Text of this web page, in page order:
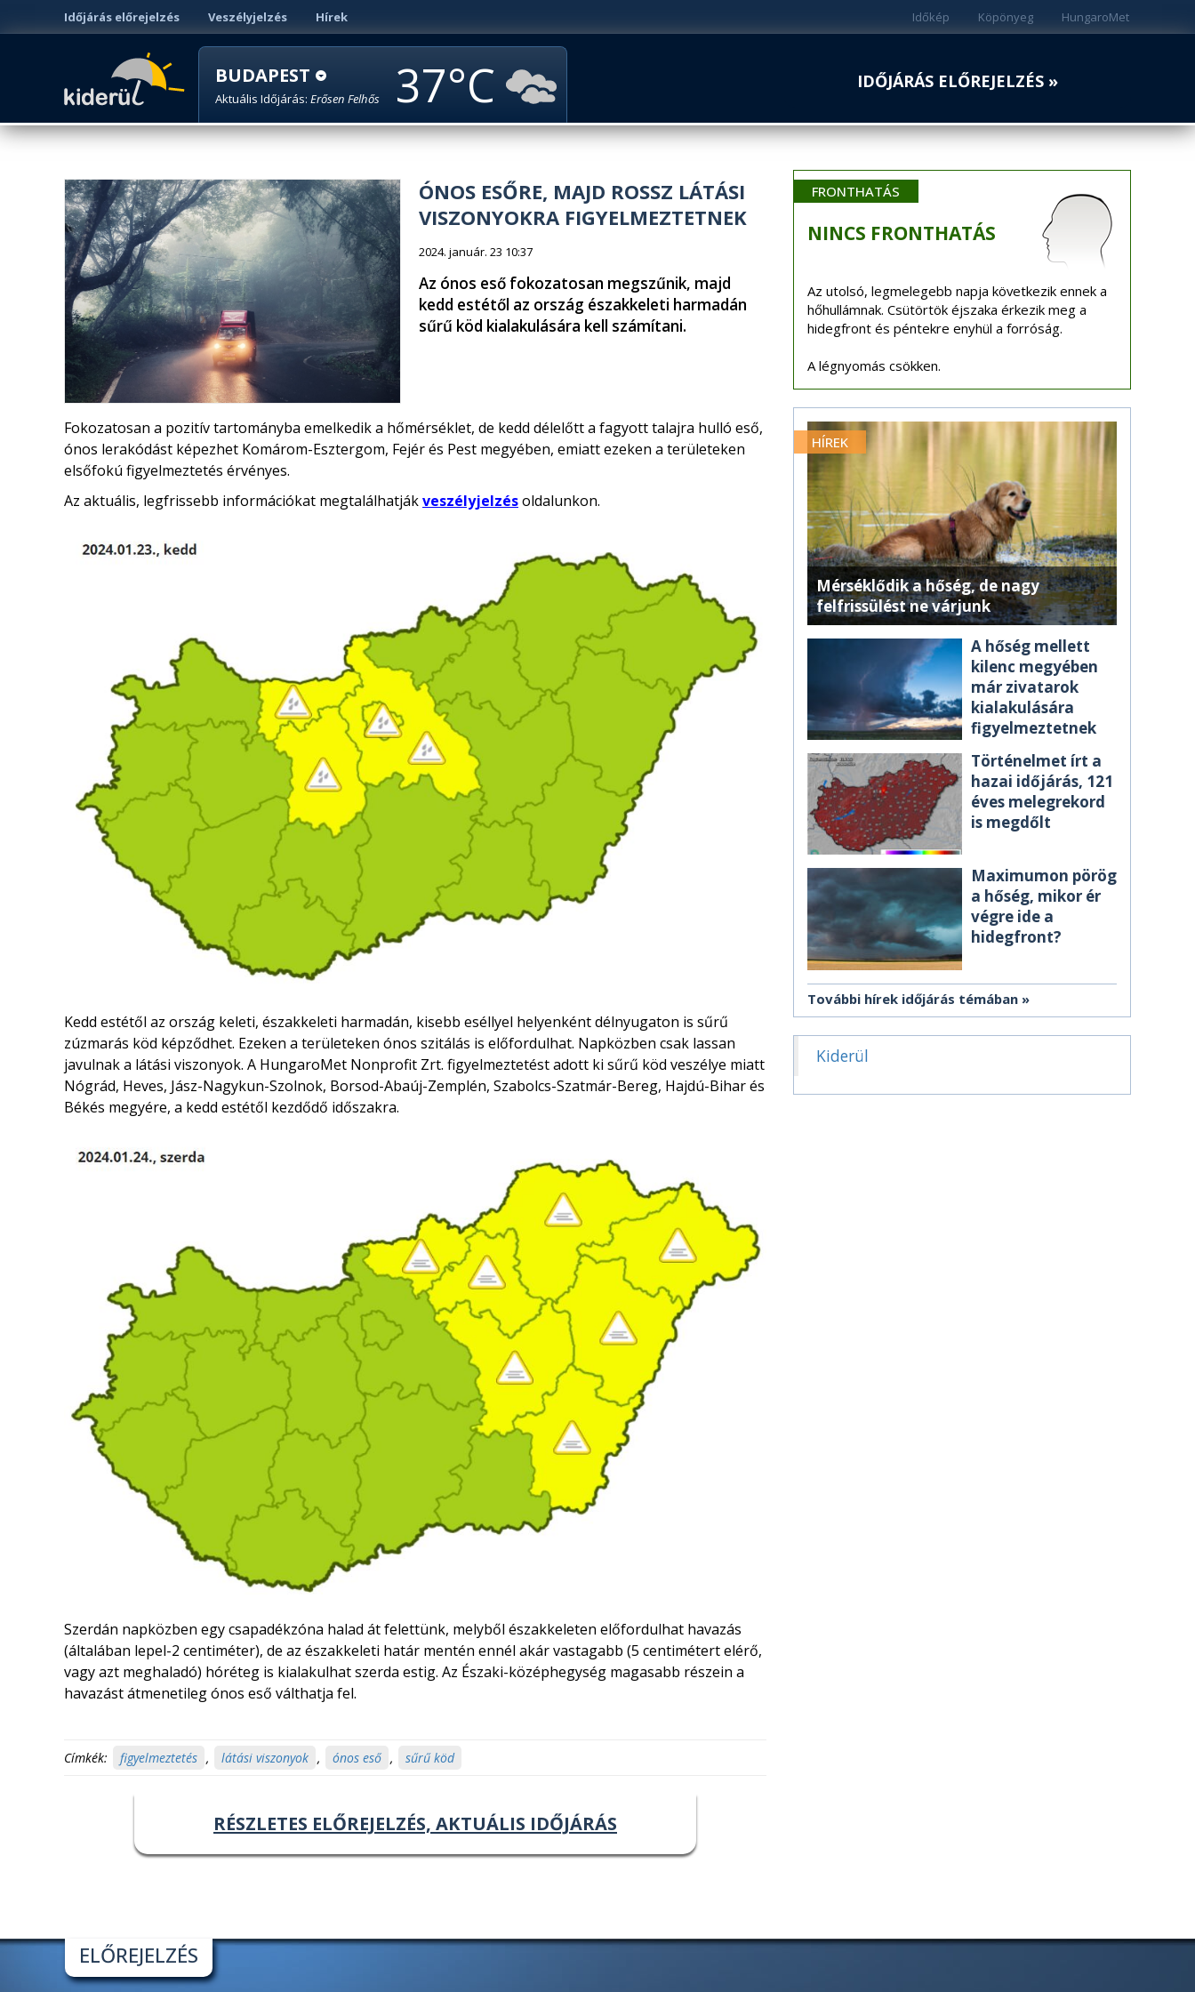
Időjárás előrejelzés Veszélyjelzés Hírek HungaroMet
Köpönyeg
Időkép
BUDAPEST
Aktuális Időjárás: Erősen Felhős 37 IDŐJÁRÁS ELŐREJELZÉS »
ÓNOS ESŐRE, MAJD ROSSZ LÁTÁSI
VISZONYOKRA FIGYELMEZTETNEK
2024. január. 23 10:37
Az ónos eső fokozatosan megszűnik, majd
kedd estétől az ország északkeleti harmadán
sűrű köd kialakulására kell számítani.
Fokozatosan a pozitív tartományba emelkedik a hőmérséklet, de kedd délelőtt a fagyott talajra hulló eső,
ónos lerakódást képezhet Komárom-Esztergom, Fejér és Pest megyében, emiatt ezeken a területeken
elsőfokú figyelmeztetés érvényes.
Az aktuális, legfrissebb információkat megtalálhatjákveszélyjelzésoldalunkon.
Kedd estétől az ország keleti, északkeleti harmadán, kisebb eséllyel helyenként délnyugaton is sűrű
zúzmarás köd képződhet. Ezeken a területeken ónos szitálás is előfordulhat. Napközben csak lassan
javulnak a látási viszonyok. A HungaroMet Nonprofit Zrt. figyelmeztetést adott ki sűrű köd veszélye miatt
Nógrád, Heves, Jász-Nagykun-Szolnok, Borsod-Abaúj-Zemplén, Szabolcs-Szatmár-Bereg, Hajdú-Bihar és
Békés megyére, a kedd estétől kezdődő időszakra.
Szerdán napközben egy csapadékzóna halad át felettünk, melyből északkeleten előfordulhat havazás
(általában lepel-2 centiméter), de az északkeleti határ mentén ennél akár vastagabb (5 centimétert elérő,
vagy azt meghaladó) hóréteg is kialakulhat szerda estig. Az Északi-középhegység magasabb részein a
havazást átmenetileg ónos eső válthatja fel.
Címkék: figyelmeztetés , látási viszonyok , ónos eső , sűrű köd
RÉSZLETES ELŐREJELZÉS, AKTUÁLIS IDŐJÁRÁS
FRONTHATÁS
NINCS FRONTHATÁS
Az utolsó, legmelegebb napja következik ennek a
hőhullámnak. Csütörtök éjszaka érkezik meg a
hidegfront és péntekre enyhül a forróság.
A légnyomás csökken.
HÍREK
Mérséklődik a hőség, de nagy
felfrissülést ne várjunk
A hőség mellett
kilenc megyében
már zivatarok
kialakulására
figyelmeztetnek
Történelmet írt a
hazai időjárás, 121
éves melegrekord
is megdőlt
Maximumon pörög
a hőség, mikor ér
végre ide a
hidegfront?
További hírek időjárás témában
Kiderül
ELŐREJELZÉS